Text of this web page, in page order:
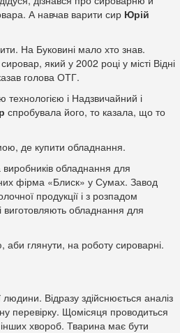
А навчав варити сир Юрій
На Буковині мало хто знав.
який у 2002 році у місті Відні
голова ОТГ.
технологією і Надзвичайний і
спробувала його, то казала, що то
де купити обладнання.
обладнання для
фірма «Блиск» у Сумах. Завод
продукції і з розпадом
обладнання для
аби глянути, на роботу сироварні.
Відразу здійснюється аналіз
перевірку. Щомісяця проводиться
інших хвороб. Тварина має бути